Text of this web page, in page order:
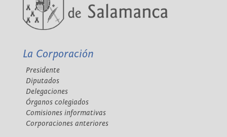
La Corporación
Presidente
Diputados
Delegaciones
Órganos colegiados
Comisiones informativas
Corporaciones anteriores